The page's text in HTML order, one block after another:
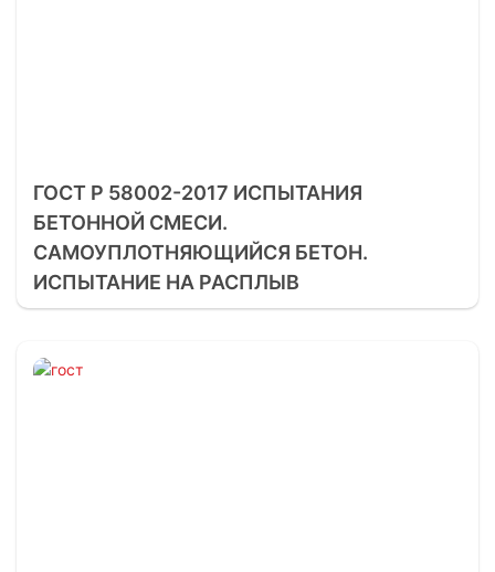
ГОСТ Р 58002-2017 ИСПЫТАНИЯ
БЕТОННОЙ СМЕСИ.
САМОУПЛОТНЯЮЩИЙСЯ БЕТОН.
ИСПЫТАНИЕ НА РАСПЛЫВ